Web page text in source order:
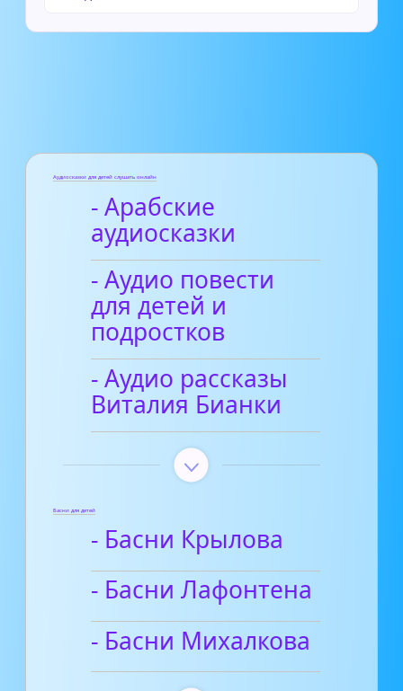
Аудиосказки для детей слушать онлайн
- Арабские
аудиосказки
- Аудио повести
для детей и
подростков
- Аудио рассказы
Виталия Бианки
Басни для детей
- Басни Крылова
- Басни Лафонтена
- Басни Михалкова